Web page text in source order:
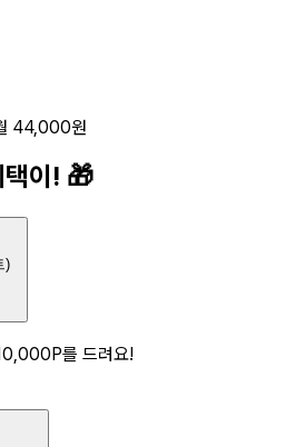
44,000원
택이! 🎁
)
를 드려요!